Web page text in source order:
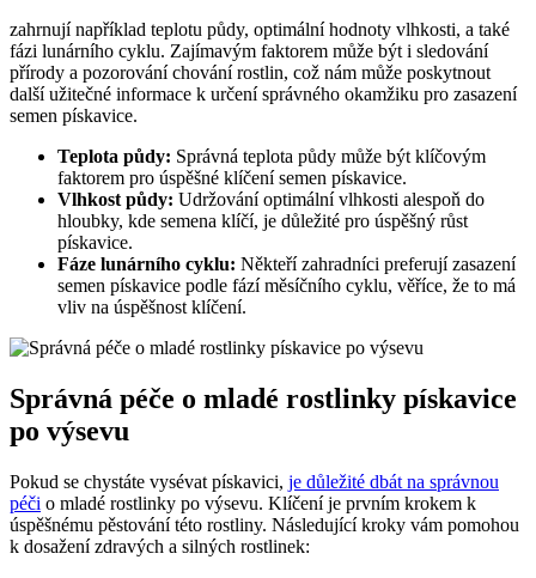
zahrnují například teplotu půdy, optimální hodnoty vlhkosti, a také
fázi lunárního cyklu. Zajímavým faktorem může být i sledování
přírody a pozorování chování rostlin, což nám může poskytnout
další užitečné informace k určení správného okamžiku pro zasazení
semen pískavice.
Teplota půdy: Správná teplota půdy může být klíčovým
faktorem pro úspěšné klíčení semen pískavice.
Vlhkost půdy: Udržování optimální vlhkosti alespoň do
hloubky, kde semena klíčí, je důležité pro úspěšný růst
pískavice.
Fáze lunárního cyklu: Někteří zahradníci preferují zasazení
semen pískavice podle fází měsíčního cyklu, věříce, že to má
vliv na úspěšnost klíčení.
Správná péče o mladé rostlinky pískavice
po výsevu
Pokud se chystáte vysévat pískavici, je důležité dbát na správnou
péči o mladé rostlinky po výsevu. Klíčení je prvním krokem k
úspěšnému pěstování této rostliny. Následující kroky vám pomohou
k dosažení zdravých a silných rostlinek: